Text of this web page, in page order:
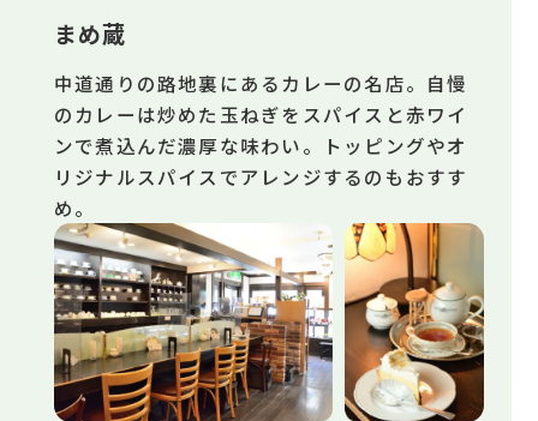
まめ蔵
中道通りの路地裏にあるカレーの名店。自慢
のカレーは炒めた玉ねぎをスパイスと赤ワイ
ンで煮込んだ濃厚な味わい。トッピングやオ
リジナルスパイスでアレンジするのもおすす
め。